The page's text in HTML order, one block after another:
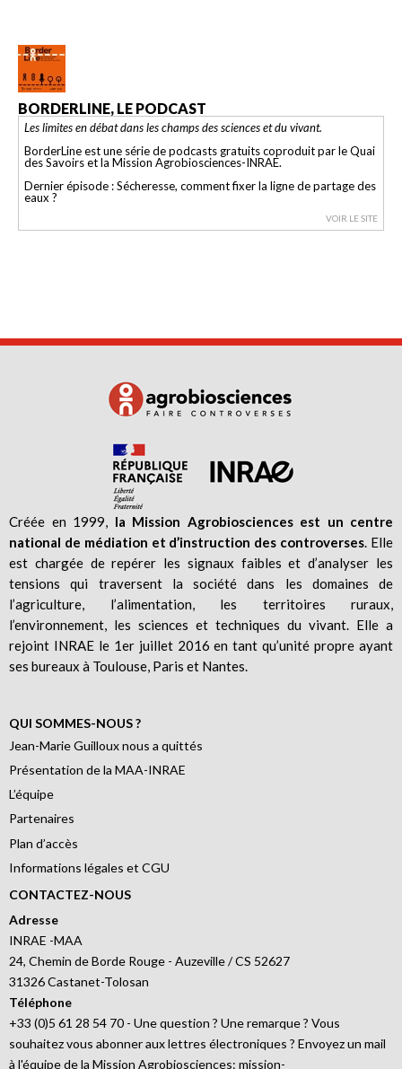
BORDERLINE, LE PODCAST
Les limites en débat dans les champs des sciences et du vivant.
BorderLine est une série de podcasts gratuits coproduit par le Quai
des Savoirs et la Mission Agrobiosciences-INRAE.
Dernier épisode : Sécheresse, comment fixer la ligne de partage des
eaux ?
VOIR LE SITE
Créée en 1999, la Mission Agrobiosciences est un centre
national de médiation et d’instruction des controverses. Elle
est chargée de repérer les signaux faibles et d’analyser les
tensions qui traversent la société dans les domaines de
l’agriculture, l’alimentation, les territoires ruraux,
l’environnement, les sciences et techniques du vivant. Elle a
rejoint INRAE le 1er juillet 2016 en tant qu’unité propre ayant
ses bureaux à Toulouse, Paris et Nantes.
QUI SOMMES-NOUS ?
Jean-Marie Guilloux nous a quittés
Présentation de la MAA-INRAE
L’équipe
Partenaires
Plan d’accès
Informations légales et CGU
CONTACTEZ-NOUS
Adresse
INRAE -MAA
24, Chemin de Borde Rouge - Auzeville / CS 52627
31326 Castanet-Tolosan
Téléphone
+33 (0)5 61 28 54 70 - Une question ? Une remarque ? Vous
souhaitez vous abonner aux lettres électroniques ? Envoyez un mail
à l'équipe de la Mission Agrobiosciences: mission-